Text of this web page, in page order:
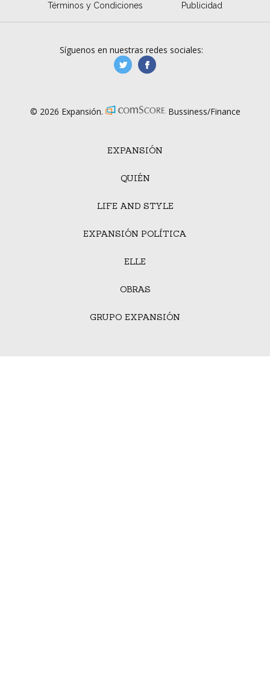
Términos y Condiciones Publicidad
EXPANSIÓN
QUIÉN
LIFE AND STYLE
EXPANSIÓN POLÍTICA
ELLE
OBRAS
GRUPO EXPANSIÓN
Síguenos en nuestras redes sociales:
manufacturaGE
© 2026 Expansión. Bussiness/Finance